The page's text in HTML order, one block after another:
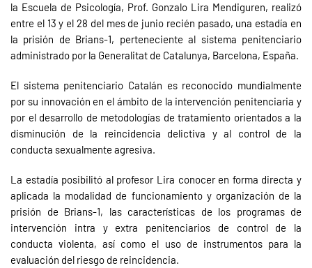
la Escuela de Psicología, Prof. Gonzalo Lira Mendiguren, realizó
entre el 13 y el 28 del mes de junio recién pasado, una estadía en
la prisión de Brians-1, perteneciente al sistema penitenciario
administrado por la Generalitat de Catalunya, Barcelona, España.
El sistema penitenciario Catalán es reconocido mundialmente
por su innovación en el ámbito de la intervención penitenciaria y
por el desarrollo de metodologías de tratamiento orientados a la
disminución de la reincidencia delictiva y al control de la
conducta sexualmente agresiva.
La estadía posibilitó al profesor Lira conocer en forma directa y
aplicada la modalidad de funcionamiento y organización de la
prisión de Brians-1, las características de los programas de
intervención intra y extra penitenciarios de control de la
conducta violenta, así como el uso de instrumentos para la
evaluación del riesgo de reincidencia.